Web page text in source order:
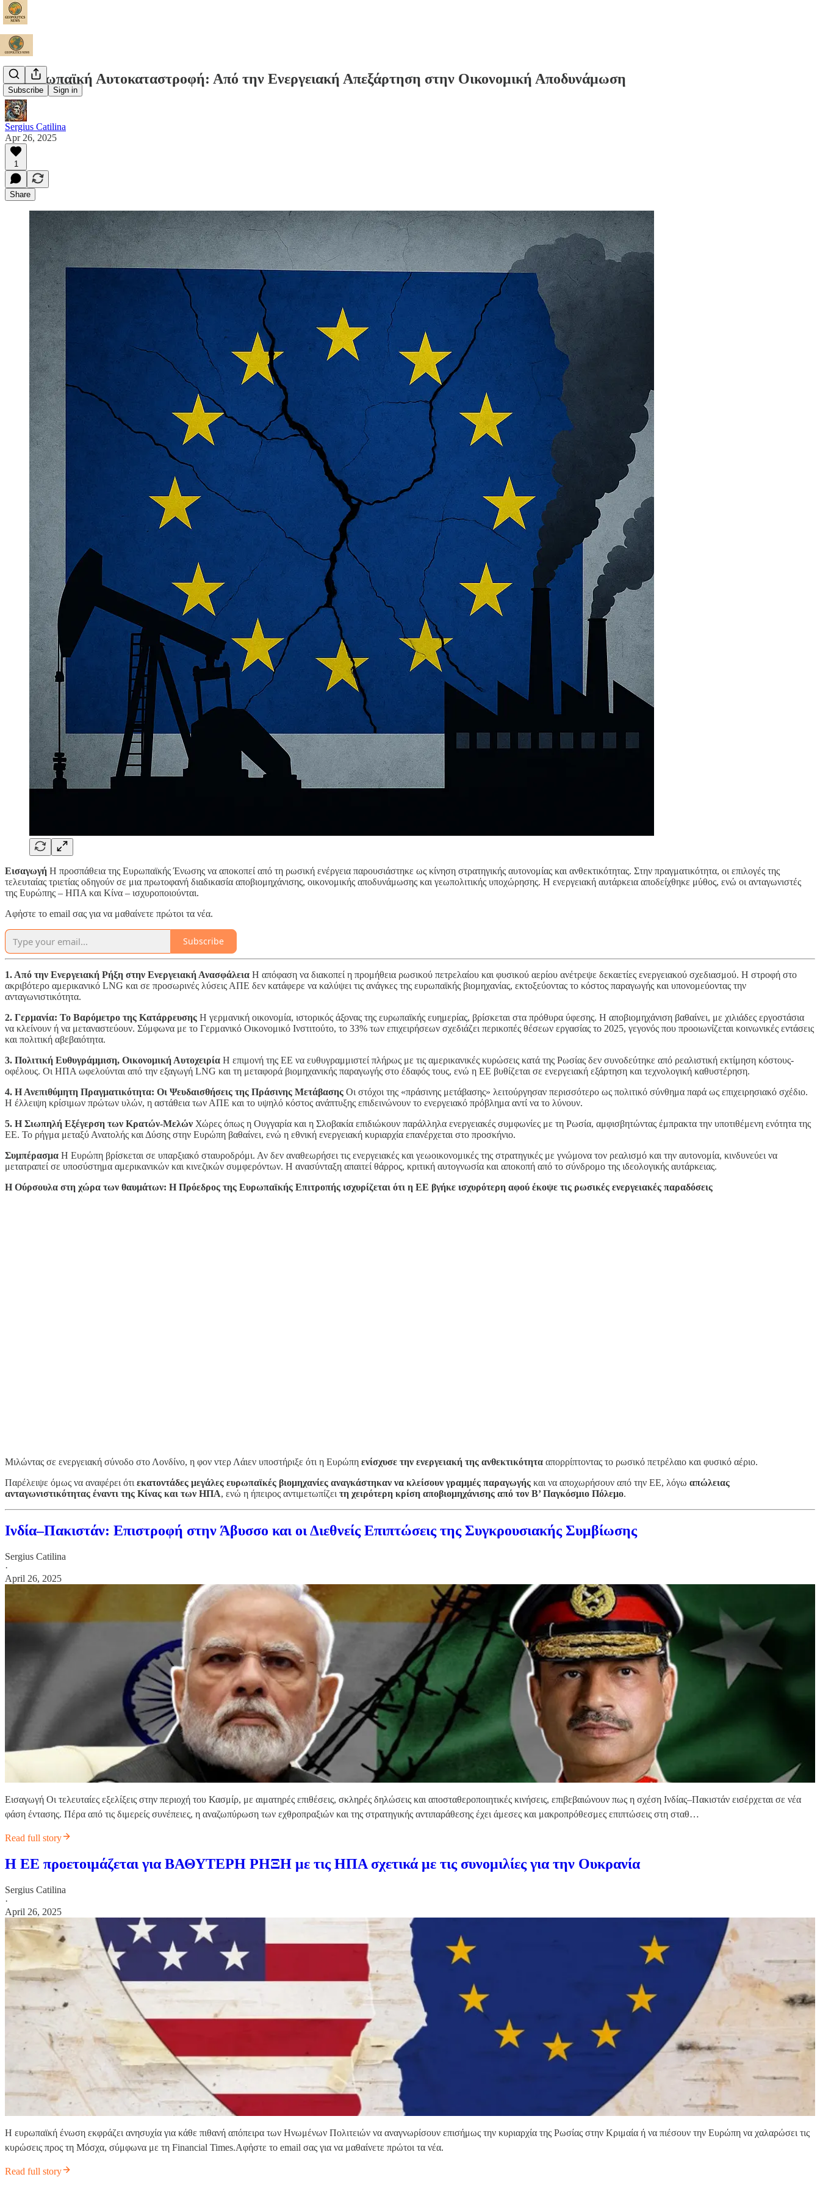
Subscribe Sign in
Η Ευρωπαϊκή Αυτοκαταστροφή: Από την Ενεργειακή Απεξάρτηση στην Οικονομική Αποδυνάμωση
Sergius Catilina
Apr 26, 2025
1
Share
Εισαγωγή Η προσπάθεια της Ευρωπαϊκής Ένωσης να αποκοπεί από τη ρωσική ενέργεια παρουσιάστηκε ως κίνηση στρατηγικής αυτονομίας και ανθεκτικότητας. Στην πραγματικότητα, οι επιλογές της
τελευταίας τριετίας οδηγούν σε μια πρωτοφανή διαδικασία αποβιομηχάνισης, οικονομικής αποδυνάμωσης και γεωπολιτικής υποχώρησης. Η ενεργειακή αυτάρκεια αποδείχθηκε μύθος, ενώ οι ανταγωνιστές
της Ευρώπης – ΗΠΑ και Κίνα – ισχυροποιούνται.
Αφἠστε το email σας για να μαθαίνετε πρώτοι τα νέα.
Subscribe
1. Από την Ενεργειακή Ρήξη στην Ενεργειακή Ανασφάλεια Η απόφαση να διακοπεί η προμήθεια ρωσικού πετρελαίου και φυσικού αερίου ανέτρεψε δεκαετίες ενεργειακού σχεδιασμού. Η στροφή στο
ακριβότερο αμερικανικό LNG και σε προσωρινές λύσεις ΑΠΕ δεν κατάφερε να καλύψει τις ανάγκες της ευρωπαϊκής βιομηχανίας, εκτοξεύοντας το κόστος παραγωγής και υπονομεύοντας την
ανταγωνιστικότητα.
2. Γερμανία: Το Βαρόμετρο της Κατάρρευσης Η γερμανική οικονομία, ιστορικός άξονας της ευρωπαϊκής ευημερίας, βρίσκεται στα πρόθυρα ύφεσης. Η αποβιομηχάνιση βαθαίνει, με χιλιάδες εργοστάσια
να κλείνουν ή να μεταναστεύουν. Σύμφωνα με το Γερμανικό Οικονομικό Ινστιτούτο, το 33% των επιχειρήσεων σχεδιάζει περικοπές θέσεων εργασίας το 2025, γεγονός που προοιωνίζεται κοινωνικές εντάσεις
και πολιτική αβεβαιότητα.
3. Πολιτική Ευθυγράμμιση, Οικονομική Αυτοχειρία Η επιμονή της ΕΕ να ευθυγραμμιστεί πλήρως με τις αμερικανικές κυρώσεις κατά της Ρωσίας δεν συνοδεύτηκε από ρεαλιστική εκτίμηση κόστους-
οφέλους. Οι ΗΠΑ ωφελούνται από την εξαγωγή LNG και τη μεταφορά βιομηχανικής παραγωγής στο έδαφός τους, ενώ η ΕΕ βυθίζεται σε ενεργειακή εξάρτηση και τεχνολογική καθυστέρηση.
4. Η Ανεπιθύμητη Πραγματικότητα: Οι Ψευδαισθήσεις της Πράσινης Μετάβασης Οι στόχοι της «πράσινης μετάβασης» λειτούργησαν περισσότερο ως πολιτικό σύνθημα παρά ως επιχειρησιακό σχέδιο.
Η έλλειψη κρίσιμων πρώτων υλών, η αστάθεια των ΑΠΕ και το υψηλό κόστος ανάπτυξης επιδεινώνουν το ενεργειακό πρόβλημα αντί να το λύνουν.
5. Η Σιωπηλή Εξέγερση των Κρατών-Μελών Χώρες όπως η Ουγγαρία και η Σλοβακία επιδιώκουν παράλληλα ενεργειακές συμφωνίες με τη Ρωσία, αμφισβητώντας έμπρακτα την υποτιθέμενη ενότητα της
ΕΕ. Το ρήγμα μεταξύ Ανατολής και Δύσης στην Ευρώπη βαθαίνει, ενώ η εθνική ενεργειακή κυριαρχία επανέρχεται στο προσκήνιο.
Συμπέρασμα Η Ευρώπη βρίσκεται σε υπαρξιακό σταυροδρόμι. Αν δεν αναθεωρήσει τις ενεργειακές και γεωοικονομικές της στρατηγικές με γνώμονα τον ρεαλισμό και την αυτονομία, κινδυνεύει να
μετατραπεί σε υποσύστημα αμερικανικών και κινεζικών συμφερόντων. Η ανασύνταξη απαιτεί θάρρος, κριτική αυτογνωσία και αποκοπή από το σύνδρομο της ιδεολογικής αυτάρκειας.
Η Ούρσουλα στη χώρα των θαυμάτων: Η Πρόεδρος της Ευρωπαϊκής Επιτροπής ισχυρίζεται ότι η ΕΕ βγήκε ισχυρότερη αφού έκοψε τις ρωσικές ενεργειακές παραδόσεις
Μιλώντας σε ενεργειακή σύνοδο στο Λονδίνο, η φον ντερ Λάιεν υποστήριξε ότι η Ευρώπη ενίσχυσε την ενεργειακή της ανθεκτικότητα απορρίπτοντας το ρωσικό πετρέλαιο και φυσικό αέριο.
Παρέλειψε όμως να αναφέρει ότι εκατοντάδες μεγάλες ευρωπαϊκές βιομηχανίες αναγκάστηκαν να κλείσουν γραμμές παραγωγής και να αποχωρήσουν από την ΕΕ, λόγω απώλειας
ανταγωνιστικότητας έναντι της Κίνας και των ΗΠΑ, ενώ η ήπειρος αντιμετωπίζει τη χειρότερη κρίση αποβιομηχάνισης από τον Β’ Παγκόσμιο Πόλεμο.
Ινδία–Πακιστάν: Επιστροφή στην Άβυσσο και οι Διεθνείς Επιπτώσεις της Συγκρουσιακής Συμβίωσης
Sergius Catilina
·
April 26, 2025
Εισαγωγή Οι τελευταίες εξελίξεις στην περιοχή του Κασμίρ, με αιματηρές επιθέσεις, σκληρές δηλώσεις και αποσταθεροποιητικές κινήσεις, επιβεβαιώνουν πως η σχέση Ινδίας–Πακιστάν εισέρχεται σε νέα
φάση έντασης. Πέρα από τις διμερείς συνέπειες, η αναζωπύρωση των εχθροπραξιών και της στρατηγικής αντιπαράθεσης έχει άμεσες και μακροπρόθεσμες επιπτώσεις στη σταθ…
Read full story
Η ΕΕ προετοιμάζεται για ΒΑΘΥΤΕΡΗ ΡΗΞΗ με τις ΗΠΑ σχετικά με τις συνομιλίες για την Ουκρανία
Sergius Catilina
·
April 26, 2025
Η ευρωπαϊκή ένωση εκφράζει ανησυχία για κάθε πιθανή απόπειρα των Ηνωμένων Πολιτειών να αναγνωρίσουν επισήμως την κυριαρχία της Ρωσίας στην Κριμαία ή να πιέσουν την Ευρώπη να χαλαρώσει τις
κυρώσεις προς τη Μόσχα, σύμφωνα με τη Financial Times.Αφἠστε το email σας για να μαθαίνετε πρώτοι τα νέα.
Read full story